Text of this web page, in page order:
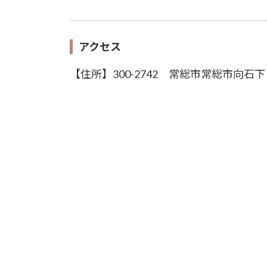
アクセス
【住所】300-2742 常総市常総市向石下